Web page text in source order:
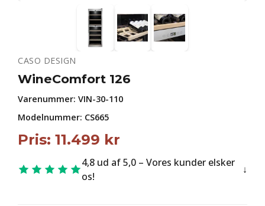
CASO DESIGN
WineComfort 126
Varenummer: VIN-30-110
Modelnummer: CS665
Pris: 11.499 kr
4,8 ud af 5,0 – Vores kunder elsker
os!